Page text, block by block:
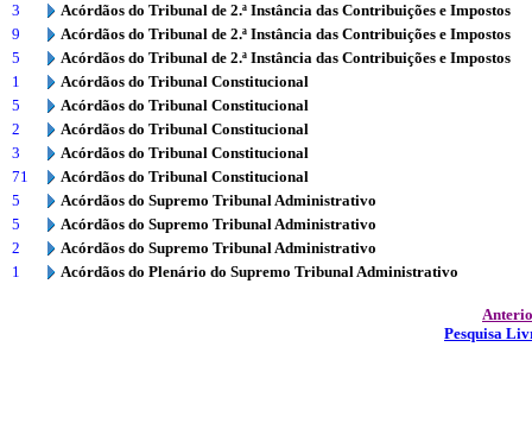
3
Acórdãos do Tribunal de 2.ª Instância das Contribuições e Impostos
9
Acórdãos do Tribunal de 2.ª Instância das Contribuições e Impostos
5
Acórdãos do Tribunal de 2.ª Instância das Contribuições e Impostos
1
Acórdãos do Tribunal Constitucional
5
Acórdãos do Tribunal Constitucional
2
Acórdãos do Tribunal Constitucional
3
Acórdãos do Tribunal Constitucional
71
Acórdãos do Tribunal Constitucional
5
Acórdãos do Supremo Tribunal Administrativo
5
Acórdãos do Supremo Tribunal Administrativo
2
Acórdãos do Supremo Tribunal Administrativo
1
Acórdãos do Plenário do Supremo Tribunal Administrativo
Pesquisa